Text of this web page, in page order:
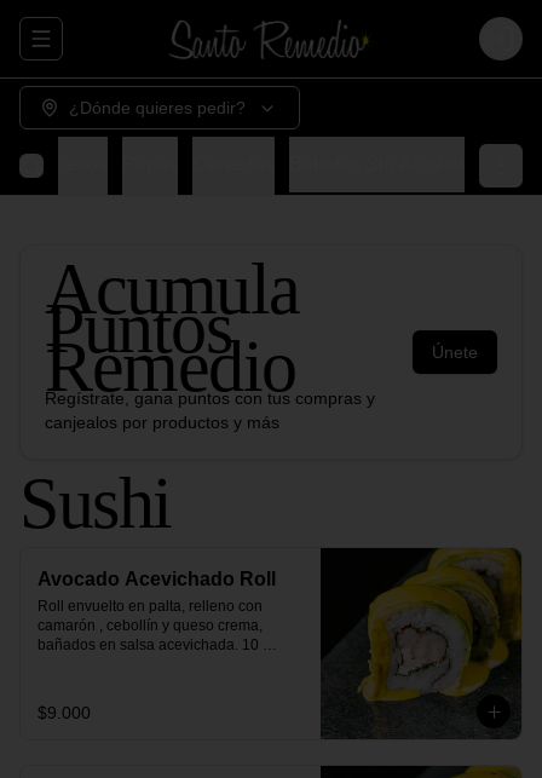
Abrir menu de navegación Login
¿Dónde quieres pedir?
Quesos
Acumula
Puntos
Remedio
Regístrate, gana puntos con tus compras y
canjealos por productos y más
Únete
Sushi
Avocado Acevichado Roll
Roll envuelto en palta, relleno con
camarón , cebollín y queso crema,
bañados en salsa acevichada. 10
$9.000